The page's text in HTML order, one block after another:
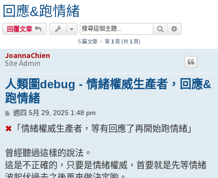
回應&跑情緒
回覆文章 搜尋
5 篇文章 • 第 1頁 (共1頁)
JoannaChien
Site Admin
人類圖debug - 情緒權威生產者，回應&
跑情緒
文
週四 5月 29, 2025 1:48 pm
✖︎ 「情緒權威生產者，等有回應了再開始跑情緒」
曾經聽過這樣的說法。
這是不正確的，只要是情緒權威，首要就是先等情緒